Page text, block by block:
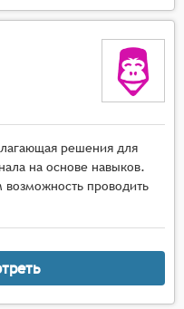
решения для
на основе навыков.
возможность проводить